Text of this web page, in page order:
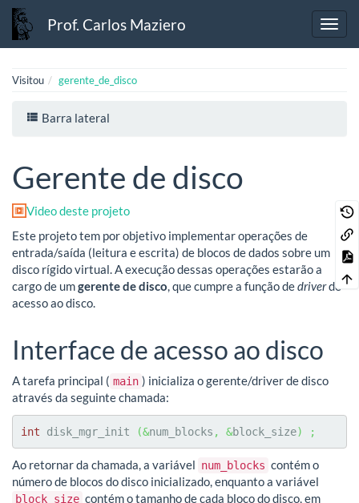
Prof. Carlos Maziero
Visitou gerente_de_disco
Barra lateral
Gerente de disco
Video deste projeto
Este projeto tem por objetivo implementar operações de
entrada/saída (leitura e escrita) de blocos de dados sobre um
disco rígido virtual. A execução dessas operações estarão a
cargo de umgerente de disco, que cumpre a função dedriverde
acesso ao disco.
Interface de acesso ao disco
A tarefa principal ( main ) inicializa o gerente/driver de disco
através da seguinte chamada:
int disk_mgr_init (&num_blocks , &block_size) ;
Ao retornar da chamada, a variável num_blocks contém o
número de blocos do disco inicializado, enquanto a variável
block_size contém o tamanho de cada bloco do disco, em